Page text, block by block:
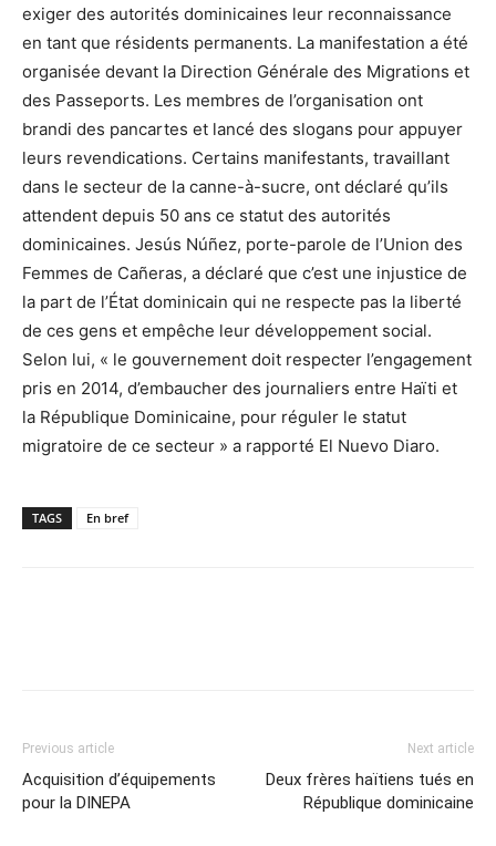
exiger des autorités dominicaines leur reconnaissance
en tant que résidents permanents. La manifestation a été
organisée devant la Direction Générale des Migrations et
des Passeports. Les membres de l’organisation ont
brandi des pancartes et lancé des slogans pour appuyer
leurs revendications. Certains manifestants, travaillant
dans le secteur de la canne-à-sucre, ont déclaré qu’ils
attendent depuis 50 ans ce statut des autorités
dominicaines. Jesús Núñez, porte-parole de l’Union des
Femmes de Cañeras, a déclaré que c’est une injustice de
la part de l’État dominicain qui ne respecte pas la liberté
de ces gens et empêche leur développement social.
Selon lui, « le gouvernement doit respecter l’engagement
pris en 2014, d’embaucher des journaliers entre Haïti et
la République Dominicaine, pour réguler le statut
migratoire de ce secteur » a rapporté El Nuevo Diaro.
TAGS En bref
Previous article
Acquisition d’équipements
pour la DINEPA
Next article
Deux frères haïtiens tués en
République dominicaine